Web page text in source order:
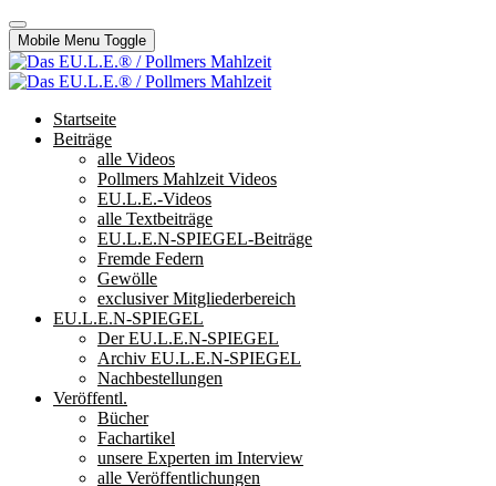
Mobile Menu Toggle
Startseite
Beiträge
alle Videos
Pollmers Mahlzeit Videos
EU.L.E.-Videos
alle Textbeiträge
EU.L.E.N-SPIEGEL-Beiträge
Fremde Federn
Gewölle
exclusiver Mitgliederbereich
EU.L.E.N-SPIEGEL
Der EU.L.E.N-SPIEGEL
Archiv EU.L.E.N-SPIEGEL
Nachbestellungen
Veröffentl.
Bücher
Fachartikel
unsere Experten im Interview
alle Veröffentlichungen